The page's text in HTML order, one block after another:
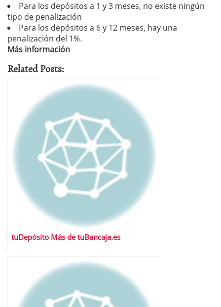
Para los depósitos a 1 y 3 meses, no existe ningún
tipo de penalización
Para los depósitos a 6 y 12 meses, hay una
penalización del 1%.
Más información
Related Posts:
tuDepósito Más de tuBancaja.es